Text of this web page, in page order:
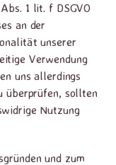
1 lit. f DSGVO
an der
unserer
Verwendung
uns allerdings
überprüfen, sollten
Nutzung
und zum